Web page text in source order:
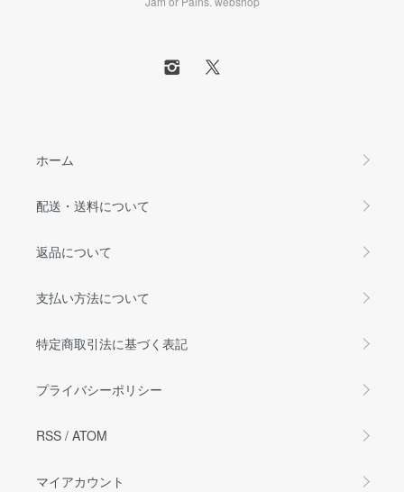
ホーム
配送・送料について
返品について
支払い方法について
特定商取引法に基づく表記
プライバシーポリシー
RSS / ATOM
マイアカウント